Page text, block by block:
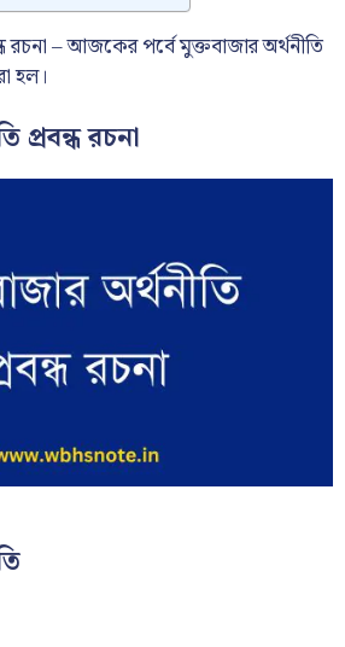
রচনা – আজকের পর্বে মুক্তবাজার অর্থনীতি
হল।
প্রবন্ধ রচনা